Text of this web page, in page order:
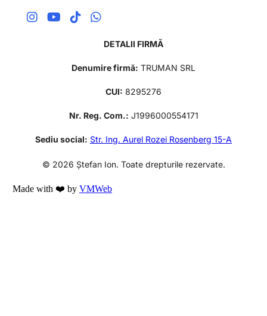
DETALII FIRMĂ
Denumire firmă: TRUMAN SRL
CUI: 8295276
Nr. Reg. Com.: J1996000554171
Sediu social: Str. Ing. Aurel Rozei Rosenberg 15-A
© 2026 Ștefan Ion. Toate drepturile rezervate.
Made with ❤️ by VMWeb